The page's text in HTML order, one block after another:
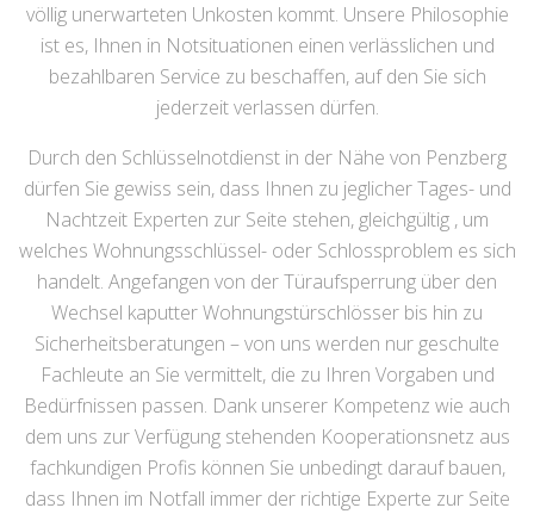
völlig unerwarteten Unkosten kommt. Unsere Philosophie
ist es, Ihnen in Notsituationen einen verlässlichen und
bezahlbaren Service zu beschaffen, auf den Sie sich
jederzeit verlassen dürfen.
Durch den Schlüsselnotdienst in der Nähe von Penzberg
dürfen Sie gewiss sein, dass Ihnen zu jeglicher Tages- und
Nachtzeit Experten zur Seite stehen, gleichgültig , um
welches Wohnungsschlüssel- oder Schlossproblem es sich
handelt. Angefangen von der Türaufsperrung über den
Wechsel kaputter Wohnungstürschlösser bis hin zu
Sicherheitsberatungen – von uns werden nur geschulte
Fachleute an Sie vermittelt, die zu Ihren Vorgaben und
Bedürfnissen passen. Dank unserer Kompetenz wie auch
dem uns zur Verfügung stehenden Kooperationsnetz aus
fachkundigen Profis können Sie unbedingt darauf bauen,
dass Ihnen im Notfall immer der richtige Experte zur Seite